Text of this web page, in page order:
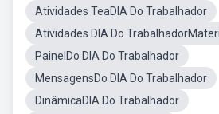
Atividades TeaDIA Do Trabalhador
Atividades DIA Do
PainelDo DIA Do Trabalhador
MensagensDo DIA Do Trabalhador
DinâmicaDIA Do Trabalhador